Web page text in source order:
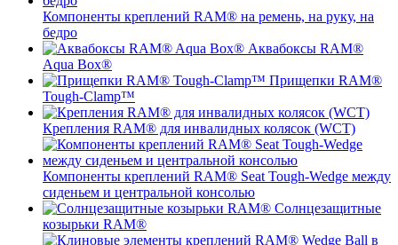
Компоненты креплений RAM® на ремень, на руку, на
бедро
Аквабоксы RAM®
Aqua Box®
Прищепки RAM®
Tough-Clamp™
Крепления RAM® для инвалидных колясок (WCT)
Компоненты креплений RAM® Seat Tough-Wedge между
сиденьем и центральной консолью
Солнцезащитные
козырьки RAM®